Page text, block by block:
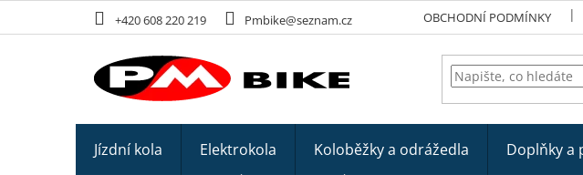
+420 608 220 219 Pmbike@seznam.cz OBCHODNÍ PODMÍNKY
Jízdní kola Elektrokola Koloběžky a odrážedla Doplňky a